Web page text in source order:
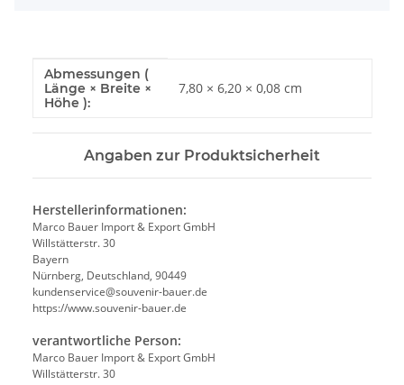
Produkteigenschaft
Wert
Abmessungen (
Länge × Breite ×
Höhe ):
7,80 × 6,20 × 0,08 cm
Angaben zur Produktsicherheit
Herstellerinformationen:
Marco Bauer Import & Export GmbH
Willstätterstr. 30
Bayern
Nürnberg, Deutschland, 90449
kundenservice@souvenir-bauer.de
https://www.souvenir-bauer.de
verantwortliche Person:
Marco Bauer Import & Export GmbH
Willstätterstr. 30